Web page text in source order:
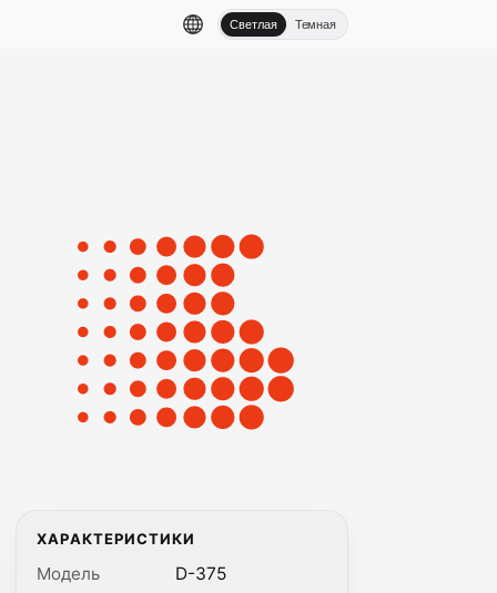
Светлая Темная
ХАРАКТЕРИСТИКИ
Модель
D-375